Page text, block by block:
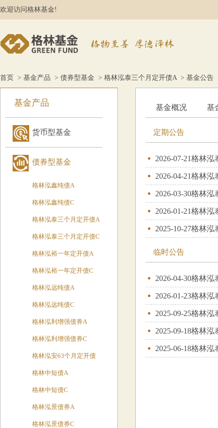
欢迎访问格林基金!
首页 > 基金产品 > 债券型基金 > 格林泓泰三个月定开债A> 基金公告
基金产品
货币型基金
债券型基金
格林泓鑫纯债A
格林泓鑫纯债C
格林泓泰三个月定开债A
格林泓泰三个月定开债C
格林泓裕一年定开债A
格林泓裕一年定开债C
格林泓远纯债A
格林泓远纯债C
格林泓利增强债券A
格林泓利增强债券C
格林泓安63个月定开债
格林中短债A
格林中短债C
格林泓景债券A
格林泓景债券C
基金概况 基
定期公告
2026-07-21格林泓
2026-04-21格林泓
2026-03-30格林泓
2026-01-21格林泓
2025-10-27格林泓
临时公告
2026-04-30格林泓
2026-01-23格林泓
2025-09-25格林泓
2025-09-18格林泓
2025-06-18格林泓